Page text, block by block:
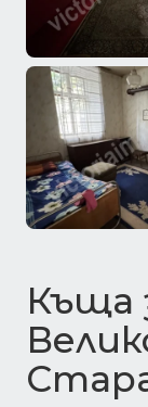
Къща